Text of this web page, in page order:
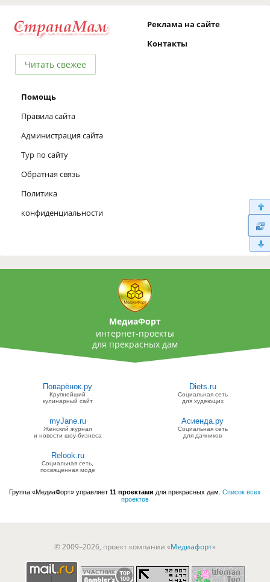
Читать свежее
Реклама на сайте
Контакты
Помощь
Правила сайта
Администрация сайта
Тур по сайту
Обратная связь
Политика
конфиденциальности
МедиаФорт
интернет-проекты
для прекрасных дам
Поварёнок.ру
Крупнейший
кулинарный сайт
Diets.ru
Социальная сеть
для худеющих
myJane.ru
Женский журнал
и новости шоу-бизнеса
Асиенда.ру
Социальная сеть
для дачников
Relook.ru
Социальная сеть,
посвященная моде
Группа «МедиаФорт» управляет 11 проектами для прекрасных дам. Список всех
проектов
© 2009–2026, проект компании «Медиафорт»